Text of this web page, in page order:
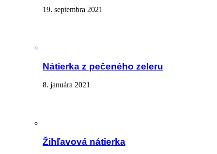
19. septembra 2021
Nátierka z pečeného zeleru
8. januára 2021
Žihľavová nátierka